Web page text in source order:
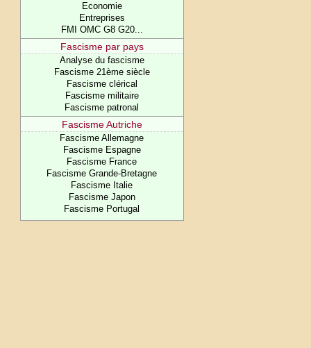
Economie
Entreprises
FMI OMC G8 G20...
Fascisme par pays
Analyse du fascisme
Fascisme 21ème siècle
Fascisme clérical
Fascisme militaire
Fascisme patronal
Fascisme Autriche
Fascisme Allemagne
Fascisme Espagne
Fascisme France
Fascisme Grande-Bretagne
Fascisme Italie
Fascisme Japon
Fascisme Portugal